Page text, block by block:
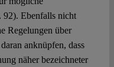
92). Ebenfalls nicht
Regelungen über
anknüpfen, dass
näher bezeichneter